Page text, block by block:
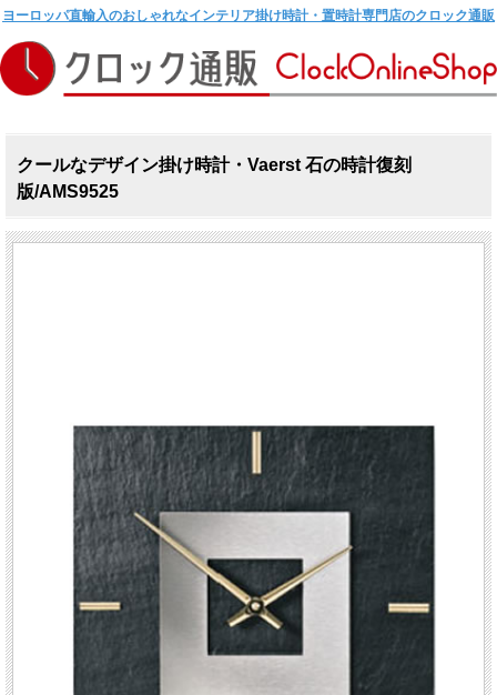
ヨーロッパ直輸入のおしゃれなインテリア掛け時計・置時計専門店のクロック通販
クールなデザイン掛け時計・Vaerst 石の時計復刻
版/AMS9525